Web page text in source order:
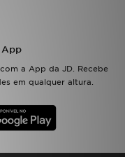
App
a App da JD. Recebe
em qualquer altura.